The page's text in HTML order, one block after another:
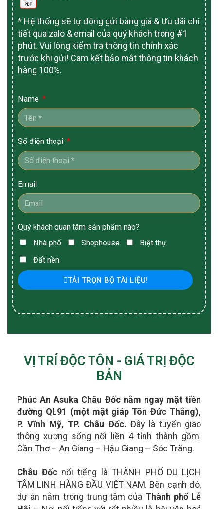
* Hệ thống sẽ tự động gửi bảng giá & Ưu đãi chi
tiết qua zalo & email của quý khách trong #1
phút. Vui lòng kiểm tra thông tin chính xác
trước khi gửi! Cam kết bảo mật thông tin khách
hàng 100%.
Name
Số điện thoại
Email
Quý khách quan tâm sản phẩm nào?
Nhà phố
Shophouse
Biệt thự
Đất nền
TẢI TRỌN BỘ TÀI LIỆU!
VỊ TRÍ ĐỘC TÔN - GIÁ TRỊ ĐỘC
BẢN
Phúc An Asuka Châu Đốc nằm ngay mặt tiền
đường QL91 (một mặt giáp Tôn Đức Thắng),
P. Vĩnh Mỹ, TP. Châu Đốc. Đây là tuyến giao
thông xương sống nối liền 4 tỉnh thành gồm:
Cần Thơ – An Giang – Hậu Giang – Sóc Trăng.
Châu Đốcnổi tiếng là THÀNH PHỐ DU LỊCH
TÂM LINH HÀNG ĐẦU VIỆT NAM. Bên cạnh đó,
dự án nằm trong trung tâm của Thành phố Lễ